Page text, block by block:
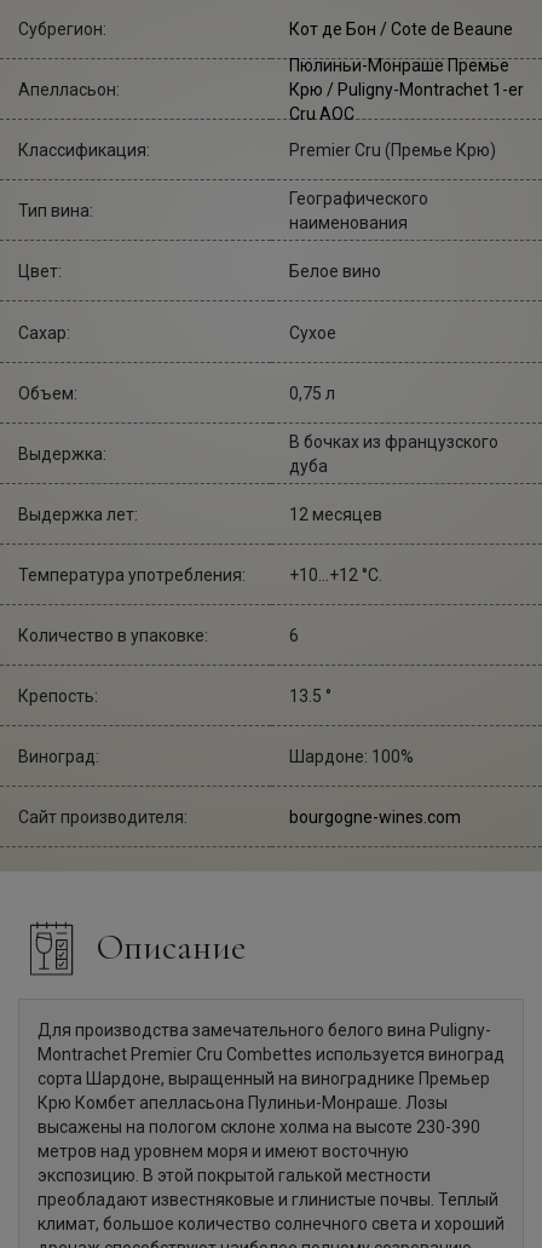
Субрегион: Кот де Бон / Cote de Beaune
Апелласьон:
Пюлиньи-Монраше Премье
Крю / Puligny-Montrachet 1-er
Cru AOC
Классификация:
Premier Cru (Премье Крю)
Тип вина:
Географического
наименования
Цвет: Белое вино
Сахар: Сухое
Объем: 0,75 л
Выдержка:
В бочках из французского
дуба
Выдержка лет: 12 месяцев
Температура употребления: +10...+12 °С.
Количество в упаковке: 6
Крепость: 13.5 °
Виноград: Шардоне: 100%
Сайт производителя: bourgogne-wines.com
Описание
Для производства замечательного белого вина Puligny-
Montrachet Premier Cru Combettes используется виноград
сорта Шардоне, выращенный на винограднике Премьер
Крю Комбет апелласьона Пулиньи-Монраше. Лозы
высажены на пологом склоне холма на высоте 230-390
метров над уровнем моря и имеют восточную
экспозицию. В этой покрытой галькой местности
преобладают известняковые и глинистые почвы. Теплый
климат, большое количество солнечного света и хороший